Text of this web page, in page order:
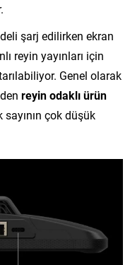
şarj edilirken ekran
reyin yayınları için
Genel olarak
reyin odaklı ürün
sayının çok düşük